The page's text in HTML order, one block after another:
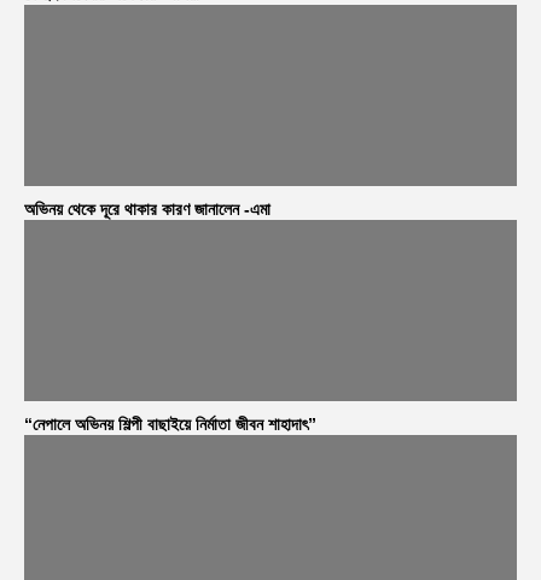
অভিনয় থেকে দূরে থাকার কারণ জানালেন -এমা
“নেপালে অভিনয় শিল্পী বাছাইয়ে নির্মাতা জীবন শাহাদাৎ”